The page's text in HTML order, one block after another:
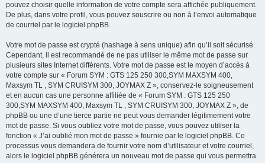
pouvez choisir quelle information de votre compte sera affichée publiquement.
De plus, dans votre profil, vous pouvez souscrire ou non à l’envoi automatique
de courriel par le logiciel phpBB.
Votre mot de passe est crypté (hashage à sens unique) afin qu’il soit sécurisé.
Cependant, il est recommandé de ne pas utiliser le même mot de passe sur
plusieurs sites Internet différents. Votre mot de passe est le moyen d’accès à
votre compte sur « Forum SYM : GTS 125 250 300,SYM MAXSYM 400,
Maxsym TL , SYM CRUISYM 300, JOYMAX Z », conservez-le soigneusement
et en aucun cas une personne affiliée de « Forum SYM : GTS 125 250
300,SYM MAXSYM 400, Maxsym TL , SYM CRUISYM 300, JOYMAX Z », de
phpBB ou une d’une tierce partie ne peut vous demander légitimement votre
mot de passe. Si vous oubliez votre mot de passe, vous pouvez utiliser la
fonction « J’ai oublié mon mot de passe » fournie par le logiciel phpBB. Ce
processus vous demandera de fournir votre nom d’utilisateur et votre courriel,
alors le logiciel phpBB générera un nouveau mot de passe qui vous permettra